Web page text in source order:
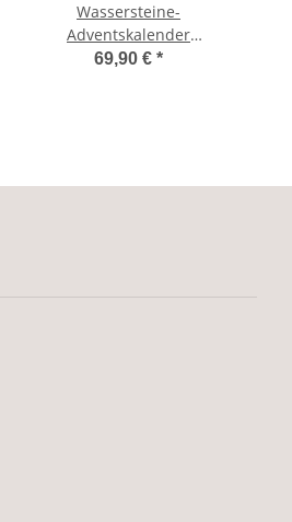
Wassersteine-
Adventskalender
"Balance"
69,90 € *